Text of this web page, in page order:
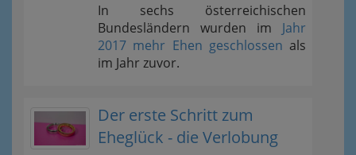
In sechs österreichischen
Bundesländern wurden im Jahr
2017 mehr Ehen geschlossen als
im Jahr zuvor.
Der erste Schritt zum
Eheglück - die Verlobung